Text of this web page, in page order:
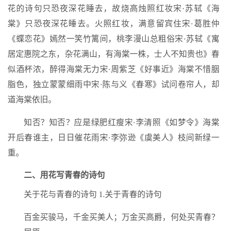
花的诗句只恐夜深花睡去，故烧高烛照红妆宋·苏轼《海
棠》只恐夜深花睡去。火照红妆，满意留宾住宋·葛胜仲
《蝶恋花》嫣然一笑竹篱间，桃李漫山总粗俗宋·苏轼《寓
居定惠院之东，杂花满山，有海棠一株，士人不知贵也》春
似酒杯浓，醉得海棠无力宋·周紫芝《好事近》海棠不惜胭
脂色，独立蒙蒙细雨中宋·陈与义《春寒》试问卷帘人，却
道海棠依旧。
知否？知否？应是绿肥红瘦宋·李清照《如梦令》海棠
开后春谁主，日日催花雨宋·李弥逊《虞美人》枝间新绿一
重。
二、用花写青春的诗句
关于花与青春的诗句 1.关于青春的诗句
百金买骏马，千金买美人；万金买高爵，何处买青春？